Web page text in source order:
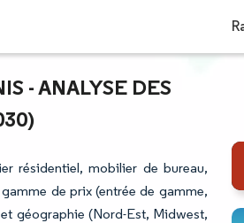
- ANALYSE DES
résidentiel, mobilier de bureau,
de prix (entrée de gamme,
géographie (Nord-Est, Midwest,